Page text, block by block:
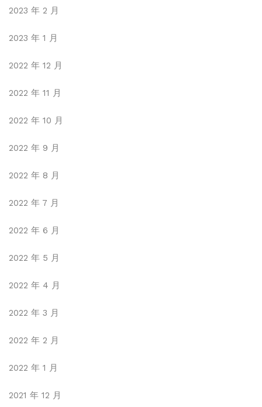
2023 年 2 月
2023 年 1 月
2022 年 12 月
2022 年 11 月
2022 年 10 月
2022 年 9 月
2022 年 8 月
2022 年 7 月
2022 年 6 月
2022 年 5 月
2022 年 4 月
2022 年 3 月
2022 年 2 月
2022 年 1 月
2021 年 12 月